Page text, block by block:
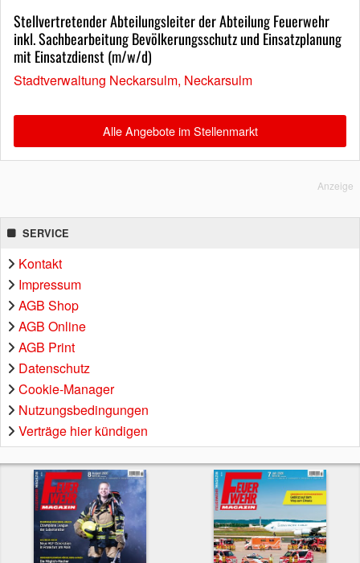
Stellvertretender Abteilungsleiter der Abteilung Feuerwehr
inkl. Sachbearbeitung Bevölkerungsschutz und Einsatzplanung
mit Einsatzdienst (m/w/d)
Stadtverwaltung Neckarsulm, Neckarsulm
Alle Angebote im Stellenmarkt
Anzeige
SERVICE
Kontakt
Impressum
AGB Shop
AGB Online
AGB Print
Datenschutz
Cookie-Manager
Nutzungsbedingungen
Verträge hier kündigen